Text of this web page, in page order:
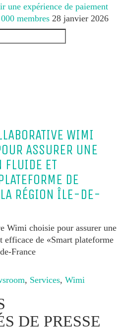
une expérience de paiement
membres 28 janvier 2026
WIMI
ASSURER UNE
FLUIDE ET
DE
RÉGION ÎLE-DE-
Wimi choisie pour assurer une
de «Smart plateforme
France
, Services, Wimi
DE PRESSE